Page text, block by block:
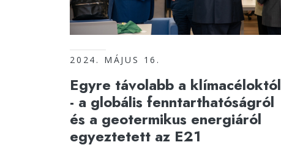
2024. MÁJUS 16.
Egyre távolabb a klímacéloktól
- a globális fenntarthatóságról
és a geotermikus energiáról
egyeztetett az E21